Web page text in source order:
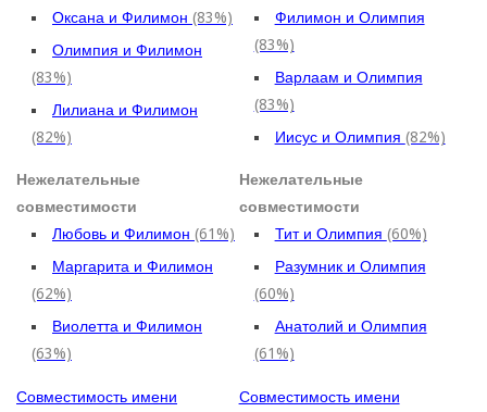
Оксана и Филимон (83%)
Олимпия и Филимон
(83%)
Лилиана и Филимон
(82%)
Нежелательные
совместимости
Любовь и Филимон (61%)
Маргарита и Филимон
(62%)
Виолетта и Филимон
(63%)
Совместимость имени
Филимон и Олимпия
(83%)
Варлаам и Олимпия
(83%)
Иисус и Олимпия (82%)
Нежелательные
совместимости
Тит и Олимпия (60%)
Разумник и Олимпия
(60%)
Анатолий и Олимпия
(61%)
Совместимость имени